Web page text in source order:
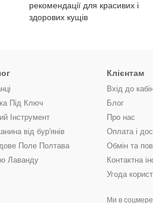
рекомендації для красивих і
здорових кущів
Під Ключ
Інструмент
від бур'янів
Поле Полтава
Лаванду
Клієнтам
Вхід до
Блог
Про нас
Оплата і
Обмін та
Контактна
Угода
Ми в